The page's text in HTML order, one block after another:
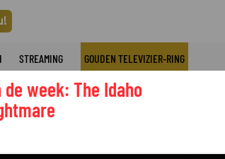
STREAMING GOUDEN TELEVIZIER-RING
week: The Idaho